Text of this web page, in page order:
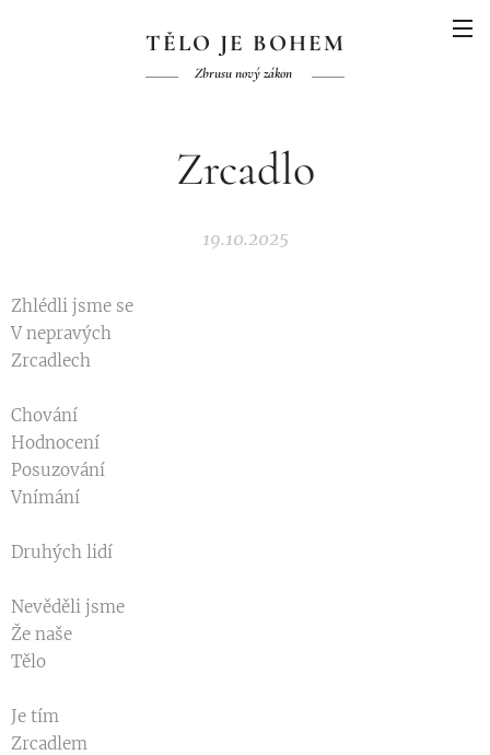
TĚLO JE BOHEM
Zbrusu nový zákon
Zrcadlo
19.10.2025
Zhlédli jsme se
V nepravých
Zrcadlech
Chování
Hodnocení
Posuzování
Vnímání
Druhých lidí
Nevěděli jsme
Že naše
Tělo
Je tím
Zrcadlem